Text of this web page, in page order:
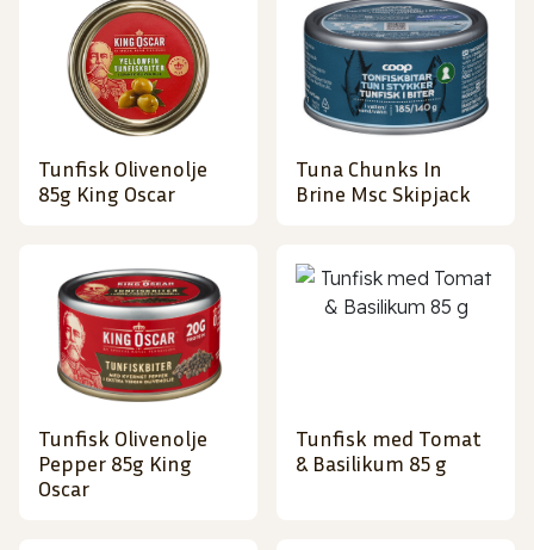
Tunfisk Olivenolje
85g King Oscar
Tuna Chunks In
Brine Msc Skipjack
Tunfisk Olivenolje
Pepper 85g King
Oscar
Tunfisk med Tomat
& Basilikum 85 g